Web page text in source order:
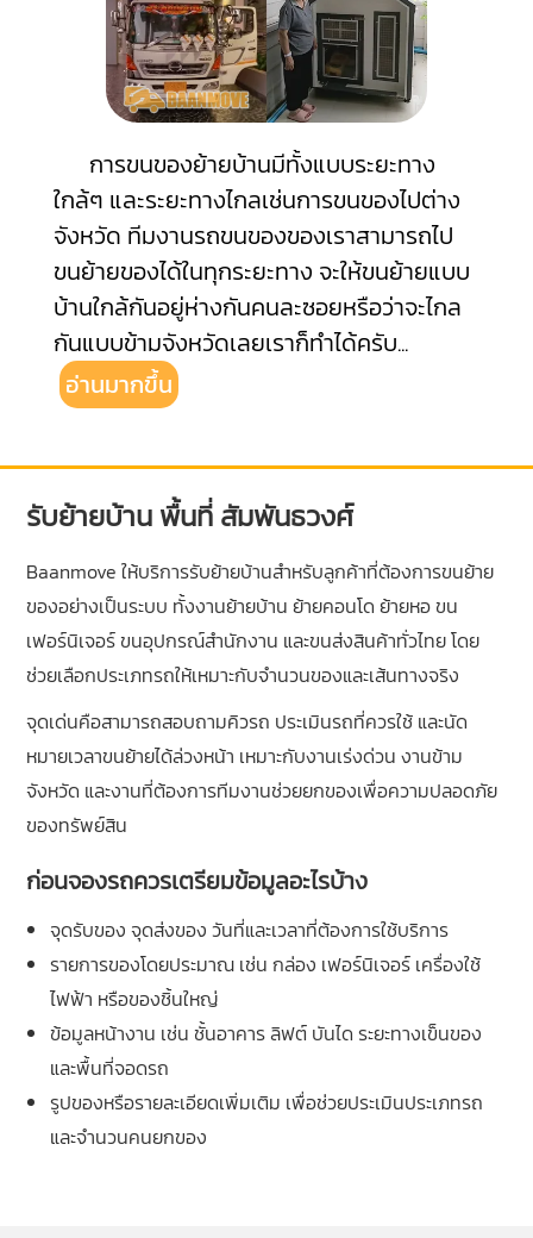
การขนของย้ายบ้านมีทั้งแบบระยะทาง
ใกล้ๆ และระยะทางไกลเช่นการขนของไปต่าง
จังหวัด ทีมงานรถขนของของเราสามารถไป
ขนย้ายของได้ในทุกระยะทาง จะให้ขนย้ายแบบ
บ้านใกล้กันอยู่ห่างกันคนละซอยหรือว่าจะไกล
กันแบบข้ามจังหวัดเลยเราก็ทำได้ครับ...
อ่านมากขึ้น
รับย้ายบ้าน พื้นที่ สัมพันธวงศ์
Baanmove ให้บริการรับย้ายบ้านสำหรับลูกค้าที่ต้องการขนย้าย
ของอย่างเป็นระบบ ทั้งงานย้ายบ้าน ย้ายคอนโด ย้ายหอ ขน
เฟอร์นิเจอร์ ขนอุปกรณ์สำนักงาน และขนส่งสินค้าทั่วไทย โดย
ช่วยเลือกประเภทรถให้เหมาะกับจำนวนของและเส้นทางจริง
จุดเด่นคือสามารถสอบถามคิวรถ ประเมินรถที่ควรใช้ และนัด
หมายเวลาขนย้ายได้ล่วงหน้า เหมาะกับงานเร่งด่วน งานข้าม
จังหวัด และงานที่ต้องการทีมงานช่วยยกของเพื่อความปลอดภัย
ของทรัพย์สิน
ก่อนจองรถควรเตรียมข้อมูลอะไรบ้าง
จุดรับของ จุดส่งของ วันที่และเวลาที่ต้องการใช้บริการ
รายการของโดยประมาณ เช่น กล่อง เฟอร์นิเจอร์ เครื่องใช้
ไฟฟ้า หรือของชิ้นใหญ่
ข้อมูลหน้างาน เช่น ชั้นอาคาร ลิฟต์ บันได ระยะทางเข็นของ
และพื้นที่จอดรถ
รูปของหรือรายละเอียดเพิ่มเติม เพื่อช่วยประเมินประเภทรถ
และจำนวนคนยกของ